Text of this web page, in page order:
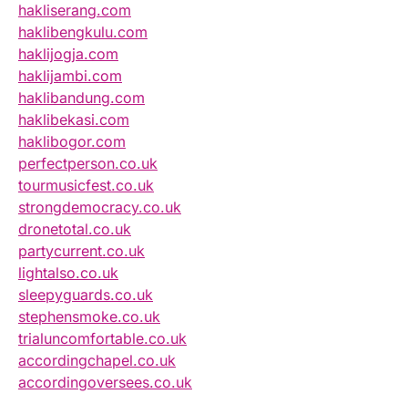
hakliserang.com
haklibengkulu.com
haklijogja.com
haklijambi.com
haklibandung.com
haklibekasi.com
haklibogor.com
perfectperson.co.uk
tourmusicfest.co.uk
strongdemocracy.co.uk
dronetotal.co.uk
partycurrent.co.uk
lightalso.co.uk
sleepyguards.co.uk
stephensmoke.co.uk
trialuncomfortable.co.uk
accordingchapel.co.uk
accordingoversees.co.uk